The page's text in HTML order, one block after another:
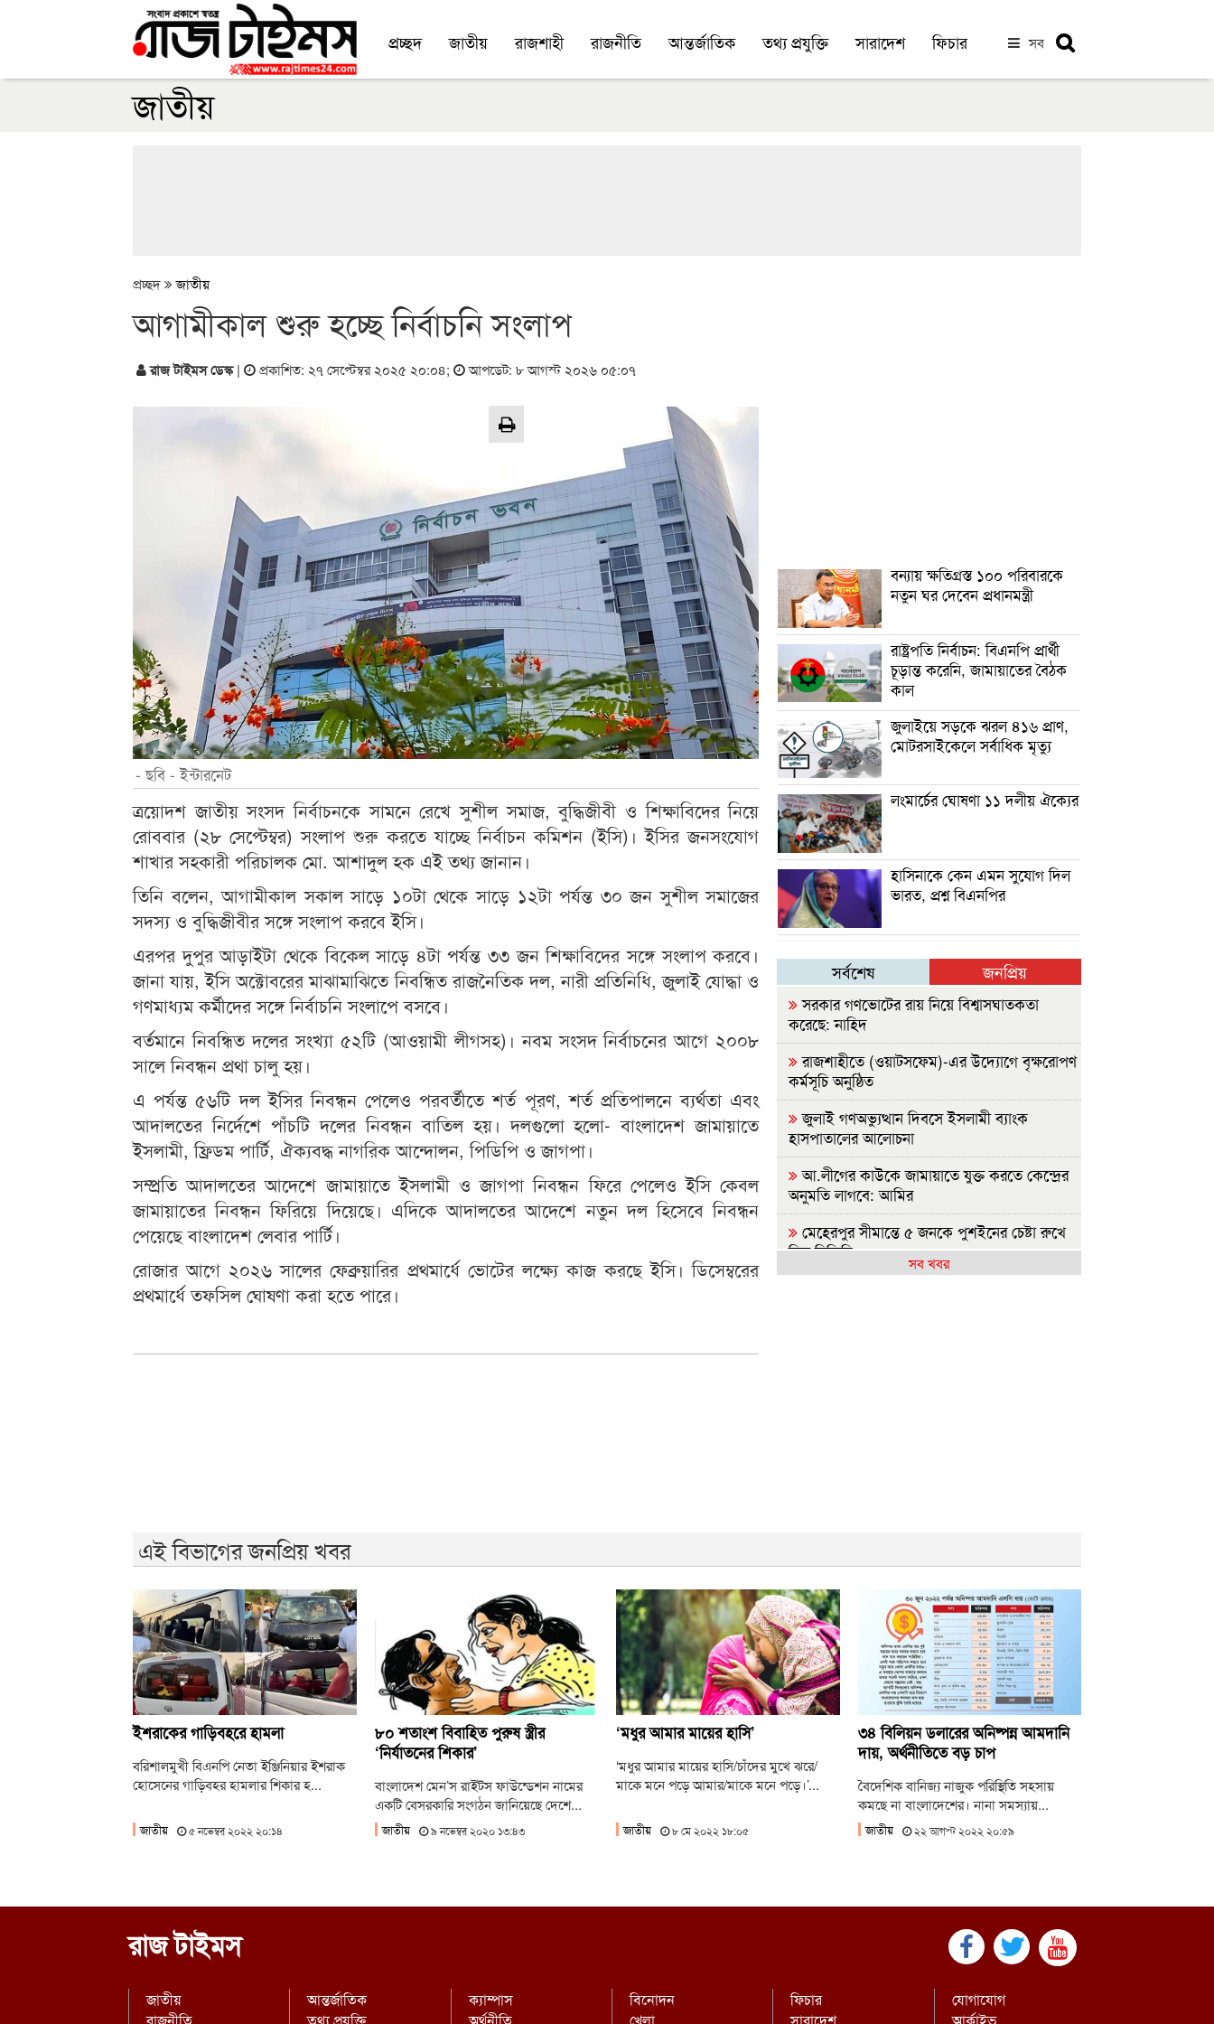
প্রচ্ছদ জাতীয় রাজশাহী রাজনীতি আন্তর্জাতিক তথ্য প্রযুক্তি সারাদেশ ফিচার সব
জাতীয়
প্রচ্ছদ জাতীয়
আগামীকাল শুরু হচ্ছে নির্বাচনি সংলাপ
রাজ টাইমস ডেস্ক| প্রকাশিত: ২৭ সেপ্টেম্বর ২০২৫ ২০:০৪; আপডেট: ৮ আগস্ট ২০২৬ ০৫:০৭
- ছবি - ইন্টারনেট
ত্রয়োদশ জাতীয় সংসদ নির্বাচনকে সামনে রেখে সুশীল সমাজ, বুদ্ধিজীবী ও শিক্ষাবিদের নিয়ে
রোববার (২৮ সেপ্টেম্বর) সংলাপ শুরু করতে যাচ্ছে নির্বাচন কমিশন (ইসি)। ইসির জনসংযোগ
শাখার সহকারী পরিচালক মো. আশাদুল হক এই তথ্য জানান।
তিনি বলেন, আগামীকাল সকাল সাড়ে ১০টা থেকে সাড়ে ১২টা পর্যন্ত ৩০ জন সুশীল সমাজের
সদস্য ও বুদ্ধিজীবীর সঙ্গে সংলাপ করবে ইসি।
এরপর দুপুর আড়াইটা থেকে বিকেল সাড়ে ৪টা পর্যন্ত ৩৩ জন শিক্ষাবিদের সঙ্গে সংলাপ করবে।
জানা যায়, ইসি অক্টোবরের মাঝামাঝিতে নিবন্ধিত রাজনৈতিক দল, নারী প্রতিনিধি, জুলাই যোদ্ধা ও
গণমাধ্যম কর্মীদের সঙ্গে নির্বাচনি সংলাপে বসবে।
বর্তমানে নিবন্ধিত দলের সংখ্যা ৫২টি (আওয়ামী লীগসহ)। নবম সংসদ নির্বাচনের আগে ২০০৮
সালে নিবন্ধন প্রথা চালু হয়।
এ পর্যন্ত ৫৬টি দল ইসির নিবন্ধন পেলেও পরবর্তীতে শর্ত পূরণ, শর্ত প্রতিপালনে ব্যর্থতা এবং
আদালতের নির্দেশে পাঁচটি দলের নিবন্ধন বাতিল হয়। দলগুলো হলো- বাংলাদেশ জামায়াতে
ইসলামী, ফ্রিডম পার্টি, ঐক্যবদ্ধ নাগরিক আন্দোলন, পিডিপি ও জাগপা।
সম্প্রতি আদালতের আদেশে জামায়াতে ইসলামী ও জাগপা নিবন্ধন ফিরে পেলেও ইসি কেবল
জামায়াতের নিবন্ধন ফিরিয়ে দিয়েছে। এদিকে আদালতের আদেশে নতুন দল হিসেবে নিবন্ধন
পেয়েছে বাংলাদেশ লেবার পার্টি।
রোজার আগে ২০২৬ সালের ফেব্রুয়ারির প্রথমার্ধে ভোটের লক্ষ্যে কাজ করছে ইসি। ডিসেম্বরের
প্রথমার্ধে তফসিল ঘোষণা করা হতে পারে।
বন্যায় ক্ষতিগ্রস্ত ১০০ পরিবারকে
নতুন ঘর দেবেন প্রধানমন্ত্রী
রাষ্ট্রপতি নির্বাচন: বিএনপি প্রার্থী
চূড়ান্ত করেনি, জামায়াতের বৈঠক
কাল
জুলাইয়ে সড়কে ঝরল ৪১৬ প্রাণ,
মোটরসাইকেলে সর্বাধিক মৃত্যু
লংমার্চের ঘোষণা ১১ দলীয় ঐক্যের
হাসিনাকে কেন এমন সুযোগ দিল
ভারত, প্রশ্ন বিএনপির
সর্বশেষ জনপ্রিয়
সরকার গণভোটের রায় নিয়ে বিশ্বাসঘাতকতা
করেছে: নাহিদ
রাজশাহীতে (ওয়াটসফেম)-এর উদ্যোগে বৃক্ষরোপণ
কর্মসূচি অনুষ্ঠিত
জুলাই গণঅভ্যুত্থান দিবসে ইসলামী ব্যাংক
হাসপাতালের আলোচনা
আ.লীগের কাউকে জামায়াতে যুক্ত করতে কেন্দ্রের
অনুমতি লাগবে: আমির
মেহেরপুর সীমান্তে ৫ জনকে পুশইনের চেষ্টা রুখে
দিল বিজিবি
নেসকো স্থানান্তরের প্রতিবাদে ১১ দলের স্মারকলিপি
হামের উপসর্গে আরও ৬ শিশুর মৃত্যু
লংমার্চের ঘোষণা ১১ দলীয় ঐক্যের
বিএনপির ২০ লাখ লোক চাঁদাবাজিতে নেমেছে:
কর্নেল অলি
সব খবর
এই বিভাগের জনপ্রিয় খবর
ইশরাকের গাড়িবহরে হামলা
বরিশালমুখী বিএনপি নেতা ইঞ্জিনিয়ার ইশরাক
হোসেনের গাড়িবহর হামলার শিকার হ...
জাতীয় ৫ নভেম্বর ২০২২ ২০:১৪
৮০ শতাংশ বিবাহিত পুরুষ স্ত্রীর
‘নির্যাতনের শিকার’
বাংলাদেশ মেন’স রাইটস ফাউন্ডেশন নামের
একটি বেসরকারি সংগঠন জানিয়েছে দেশে...
জাতীয় ৯ নভেম্বর ২০২০ ১৩:৪৩
‘মধুর আমার মায়ের হাসি’
‘মধুর আমার মায়ের হাসি/চাঁদের মুখে ঝরে/
মাকে মনে পড়ে আমার/মাকে মনে পড়ে।’...
জাতীয় ৮ মে ২০২২ ১৮:০৫
৩৪ বিলিয়ন ডলারের অনিষ্পন্ন আমদানি
দায়, অর্থনীতিতে বড় চাপ
বৈদেশিক বানিজ্য নাজুক পরিস্থিতি সহসায়
কমছে না বাংলাদেশের। নানা সমস্যায়...
জাতীয় ২২ আগস্ট ২০২২ ২০:৫৯
রাজ টাইমস
জাতীয়
রাজনীতি
আন্তর্জাতিক
তথ্য প্রযুক্তি
ক্যাম্পাস
অর্থনীতি
বিনোদন
খেলা
ফিচার
সারাদেশ
যোগাযোগ
আর্কাইভ